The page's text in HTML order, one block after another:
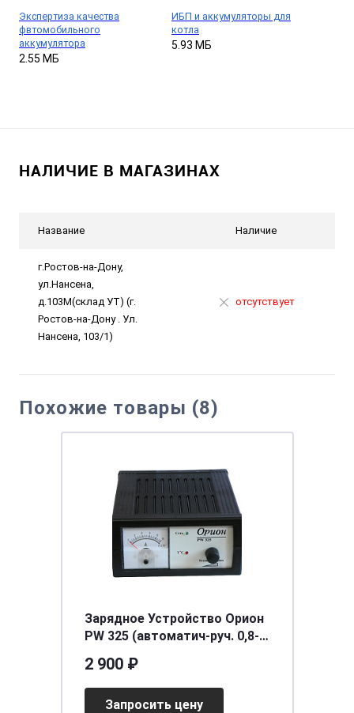
Экспертиза качества
фвтомобильного
аккумулятора
2.55 МБ
ИБП и аккумуляторы для
котла
5.93 МБ
НАЛИЧИЕ В МАГАЗИНАХ
Название Наличие
г.Ростов-на-Дону,
ул.Нансена,
д.103М(склад УТ) (г.
Ростов-на-Дону . Ул.
Нансена, 103/1)
отсутствует
Похожие товары (8)
Зарядное Устройство Орион
PW 325 (автоматич-руч. 0,8-
2 900 ₽
Запросить цену